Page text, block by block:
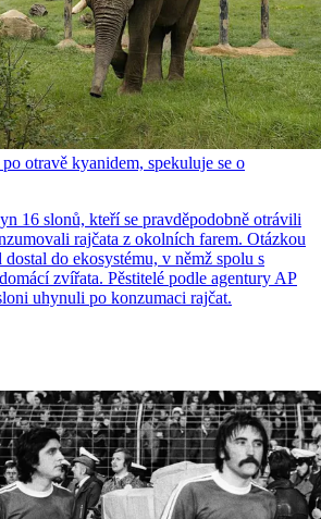
otravě kyanidem, spekuluje se o
16 slonů, kteří se pravděpodobně otrávili
rajčata z okolních farem. Otázkou
dostal do ekosystému, v němž spolu s
zvířata. Pěstitelé podle agentury AP
uhynuli po konzumaci rajčat.